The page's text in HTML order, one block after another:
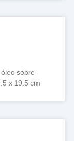
sobre
x 19.5 cm